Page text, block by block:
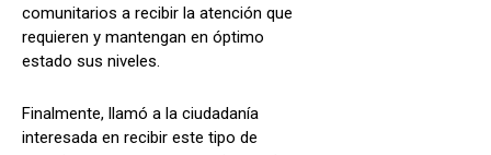
comunitarios a recibir la atención que
requieren y mantengan en óptimo
estado sus niveles.
Finalmente, llamó a la ciudadanía
interesada en recibir este tipo de